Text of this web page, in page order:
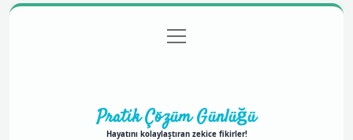
Gizlilik Politikası
menüyü
aç
Pratik Çözüm Günlüğü
Hayatını kolaylaştıran zekice fikirler!